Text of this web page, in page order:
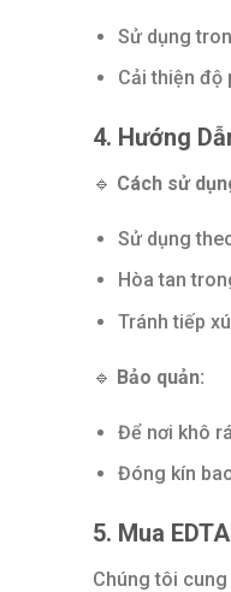
Sử dụng
Cải thiện độ
4. Hướng
🔹 Cách sử
Sử dụng
Hòa tan
Tránh tiếp
🔹 Bảo quản:
Để nơi khô
Đóng kín
5. Mua
Chúng tôi